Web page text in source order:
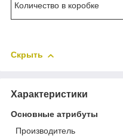
Количество в коробке
Скрыть
Характеристики
Основные атрибуты
Производитель